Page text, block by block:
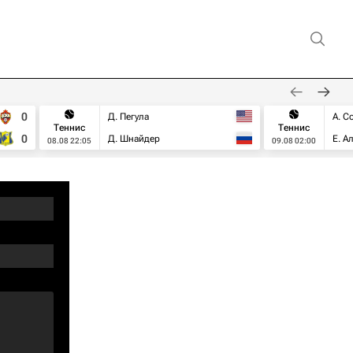
0
0
Теннис
08.08 22:05
Д. Пегула
Д. Шнайдер
Теннис
09.08 02:00
А.
Е.